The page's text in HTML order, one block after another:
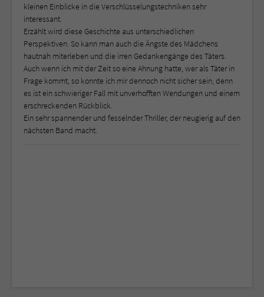
kleinen Einblicke in die Verschlüsselungstechniken sehr
interessant.
Erzählt wird diese Geschichte aus unterschiedlichen
Perspektiven. So kann man auch die Ängste des Mädchens
hautnah miterleben und die irren Gedankengänge des Täters.
Auch wenn ich mit der Zeit so eine Ahnung hatte, wer als Täter in
Frage kommt, so konnte ich mir dennoch nicht sicher sein, denn
es ist ein schwieriger Fall mit unverhofften Wendungen und einem
erschreckenden Rückblick.
Ein sehr spannender und fesselnder Thriller, der neugierig auf den
nächsten Band macht.